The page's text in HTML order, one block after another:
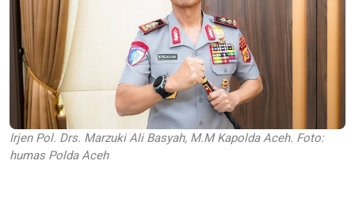
Irjen Pol. Drs. Marzuki Ali Basyah, M.M Kapolda Aceh. Foto:
humas Polda Aceh